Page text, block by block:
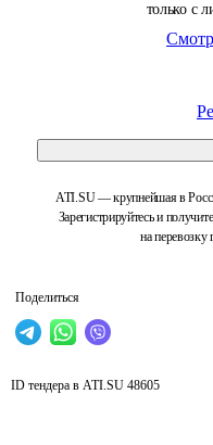
только с
ATI.SU — крупнейшая в
Зарегистрируйтесь и
на перевозку
Поделиться
ID тендера в ATI.SU 48605